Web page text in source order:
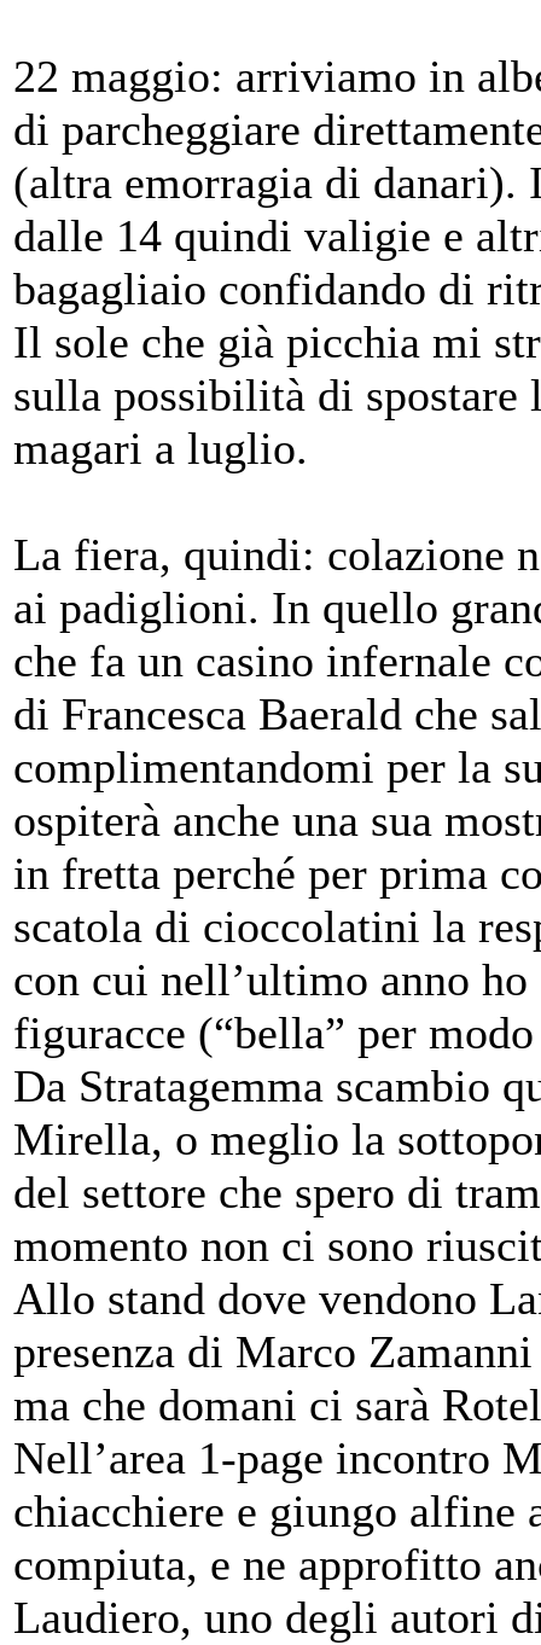
22 maggio: arriviamo in
di parcheggiare
(altra emorragia di danari).
dalle 14 quindi valigie e
bagagliaio confidando di
Il sole che già picchia mi
sulla possibilità di spostare
magari a luglio.
La fiera, quindi: colazione
ai padiglioni. In quello
che fa un casino infernale
di Francesca Baerald che
complimentandomi per la
ospiterà anche una sua
in fretta perché per prima
scatola di cioccolatini la
con cui nell’ultimo anno
figuracce (“bella” per
Da Stratagemma scambio
Mirella, o meglio la
del settore che spero di
momento non ci sono
Allo stand dove vendono
presenza di Marco
ma che domani ci sarà
Nell’area 1-page incontro
chiacchiere e giungo alfine
compiuta, e ne approfitto
Laudiero, uno degli autori